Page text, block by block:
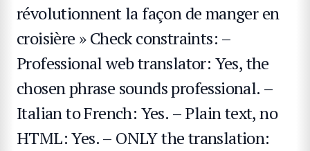
révolutionnent la façon de manger en
croisière » Check constraints: –
Professional web translator: Yes, the
chosen phrase sounds professional. –
Italian to French: Yes. – Plain text, no
HTML: Yes. – ONLY the translation: